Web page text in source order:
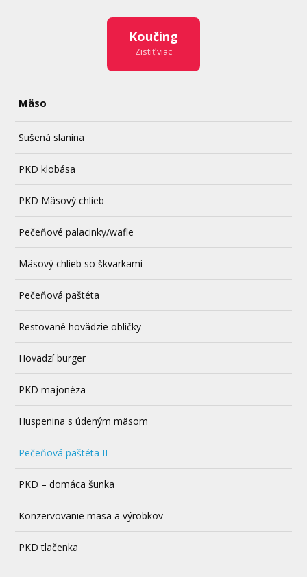
Koučing
Zistiť viac
Mäso
Sušená slanina
PKD klobása
PKD Mäsový chlieb
Pečeňové palacinky/wafle
Mäsový chlieb so škvarkami
Pečeňová paštéta
Restované hovädzie obličky
Hovädzí burger
PKD majonéza
Huspenina s údeným mäsom
Pečeňová paštéta II
PKD – domáca šunka
Konzervovanie mäsa a výrobkov
PKD tlačenka